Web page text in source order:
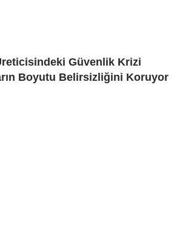
Güvenlik Krizi
Boyutu Belirsizliğini Koruyor